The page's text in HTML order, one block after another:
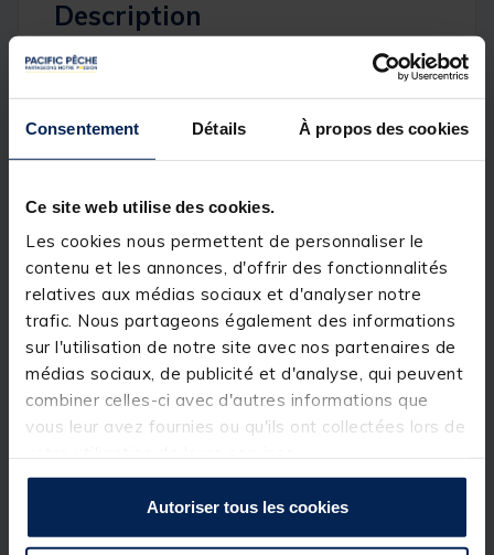
Consentement Détails À propos des cookies
Ce site web utilise des cookies.
Les cookies nous permettent de personnaliser le
contenu et les annonces, d'offrir des fonctionnalités
relatives aux médias sociaux et d'analyser notre
trafic. Nous partageons également des informations
sur l'utilisation de notre site avec nos partenaires de
médias sociaux, de publicité et d'analyse, qui peuvent
combiner celles-ci avec d'autres informations que
vous leur avez fournies ou qu'ils ont collectées lors de
Autoriser tous les cookies
Description
Ce bac est l'accessoire indispensable pour équiper
votre bateau, kayak aussi bien pour la mer, qu'en
eau douce. Il vous permettra d'optimiser le
rangement sur votre embarcation. la fixation est
facile grâce à ses ventouses ou directement à l'aide
de vis non fournies sur votre poste de pilotage,
Caractéristiques :
matière : PVC
longueur : 90mm
largeur : 290mm
profondeur : 130mm
fond ajouré pour evacuation eau
1er compartiment :18 emplacements (16 pour leurre,
1 pour couteau, 1 pour ciseaux)
2eme compartiment : 1 emplacement pour bouteille
livré avec 3 ventouses diam 71mm